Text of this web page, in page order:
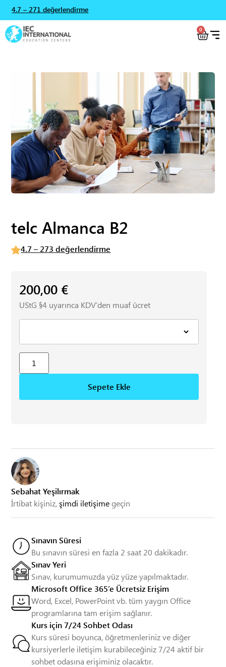
4.7 – 271 değerlendirme
0
Sebahat Yeşilırmak
İrtibat kişiniz,şimdi iletişimegeçin
Sınavın Süresi
Bu sınavın süresi en fazla 2 saat 20 dakikadır.
Sınav Yeri
Sınav, kurumumuzda yüz yüze yapılmaktadır.
Microsoft Office 365’e Ücretsiz Erişim
Word, Excel, PowerPoint vb. tüm yaygın Office
programlarına tam erişim sağlanır.
Kurs için 7/24 Sohbet Odası
Kurs süresi boyunca, öğretmenleriniz ve diğer
kursiyerlerle iletişim kurabileceğiniz 7/24 aktif bir
sohbet odasına erişiminiz olacaktır.
telc Almanca B2
4.7 – 273 değerlendirme
200,00 €
UStG §4 uyarınca KDV’den muaf ücret
Sepete Ekle